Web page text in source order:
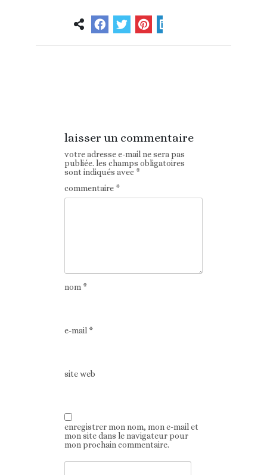
laisser un commentaire
votre adresse e-mail ne sera pas
publiée. les champs obligatoires
sont indiqués avec*
commentaire*
nom*
e-mail*
site web
enregistrer mon nom, mon e-mail et
mon site dans le navigateur pour
mon prochain commentaire.